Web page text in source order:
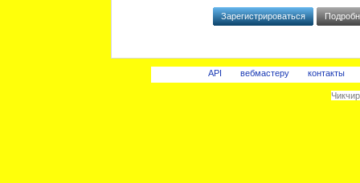
Зарегистрироваться
API вебмастеру контакты